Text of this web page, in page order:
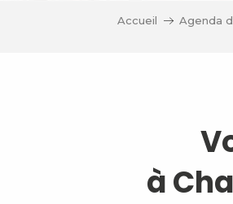
Accueil Agenda
à